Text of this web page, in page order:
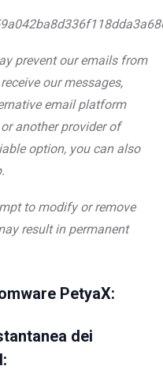
prevent our emails from
our messages,
email platform
another provider of
option, you can also
to modify or remove
result in permanent
PetyaX:
dei